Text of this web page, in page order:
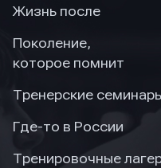
Жизнь после
Поколение,
которое помнит
Тренерские
Где-то в России
Тренировочные